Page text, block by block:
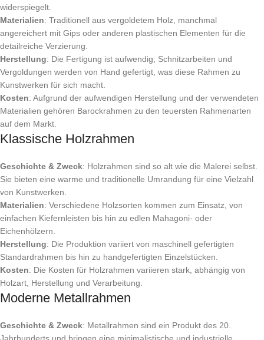
widerspiegelt.
Materialien: Traditionell aus vergoldetem Holz, manchmal
angereichert mit Gips oder anderen plastischen Elementen für die
detailreiche Verzierung.
Herstellung: Die Fertigung ist aufwendig; Schnitzarbeiten und
Vergoldungen werden von Hand gefertigt, was diese Rahmen zu
Kunstwerken für sich macht.
Kosten: Aufgrund der aufwendigen Herstellung und der verwendeten
Materialien gehören Barockrahmen zu den teuersten Rahmenarten
auf dem Markt.
Klassische Holzrahmen
Geschichte & Zweck: Holzrahmen sind so alt wie die Malerei selbst.
Sie bieten eine warme und traditionelle Umrandung für eine Vielzahl
von Kunstwerken.
Materialien: Verschiedene Holzsorten kommen zum Einsatz, von
einfachen Kiefernleisten bis hin zu edlen Mahagoni- oder
Eichenhölzern.
Herstellung: Die Produktion variiert von maschinell gefertigten
Standardrahmen bis hin zu handgefertigten Einzelstücken.
Kosten: Die Kosten für Holzrahmen variieren stark, abhängig von
Holzart, Herstellung und Verarbeitung.
Moderne Metallrahmen
Geschichte & Zweck: Metallrahmen sind ein Produkt des 20.
Jahrhunderts und bringen eine minimalistische und industrielle